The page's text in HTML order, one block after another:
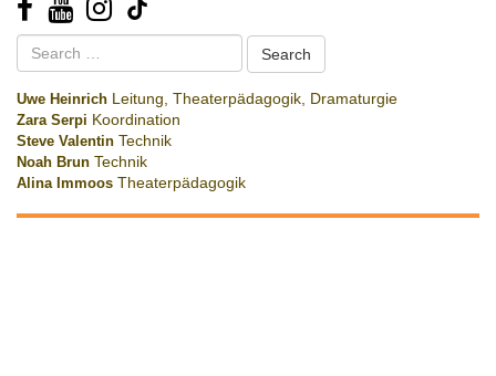
Search
for:
Uwe Heinrich Leitung, Theaterpädagogik, Dramaturgie
Zara Serpi Koordination
Steve Valentin Technik
Noah Brun Technik
Alina Immoos Theaterpädagogik